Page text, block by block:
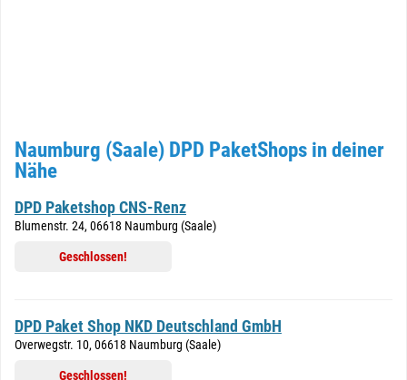
Naumburg (Saale) DPD PaketShops in deiner
Nähe
DPD Paketshop CNS-Renz
Blumenstr. 24, 06618 Naumburg (Saale)
Geschlossen!
DPD Paket Shop NKD Deutschland GmbH
Overwegstr. 10, 06618 Naumburg (Saale)
Geschlossen!